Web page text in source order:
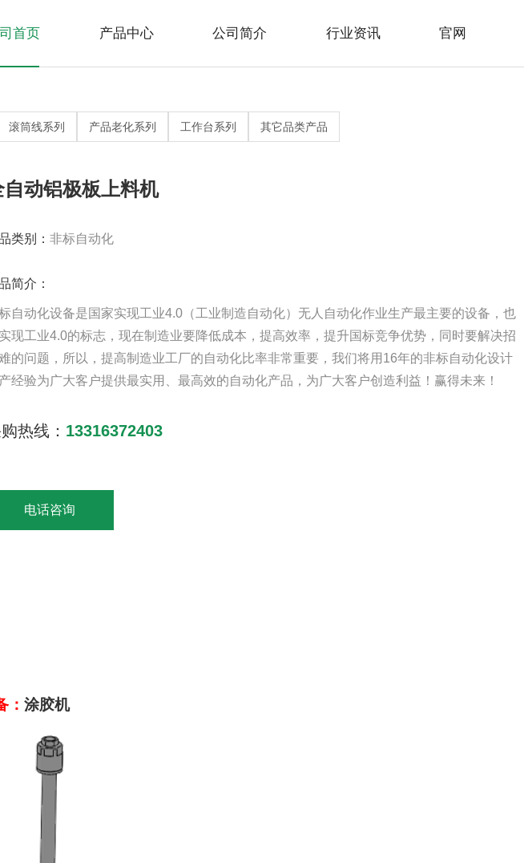
首页 产品中心
官网
流水线系列 >
自动化 >
公司简介 行业资讯
行业新闻
常见问题 >
官网
联系方式
网站地图 >
滚筒线系列 产品老化系列 工作台系列 其它品类产品
自动铝极板上料机
类别： 非标自动化
简介：
自动化设备是国家实现工业4.0（工业制造自动化）无人自动化作业生产最主要的设备，也
现工业4.0的标志，现在制造业要降低成本，提高效率，提升国标竞争优势，同时要解决招
的问题，所以，提高制造业工厂的自动化比率非常重要，我们将用16年的非标自动化设计
经验为广大客户提供最实用、最高效的自动化产品，为广大客户创造利益！赢得未来！
热线： 13316372403
电话咨询
： 涂胶机